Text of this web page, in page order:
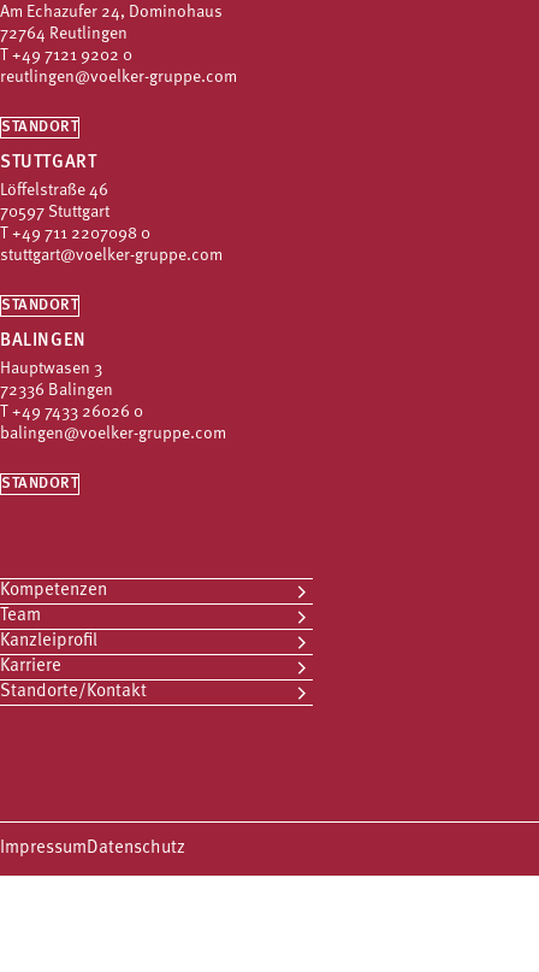
Am Echazufer 24, Dominohaus
72764 Reutlingen
T +49 7121 9202 0
reutlingen@voelker-gruppe.com
STANDORT
STUTTGART
Löffelstraße 46
70597 Stuttgart
T +49 711 2207098 0
stuttgart@voelker-gruppe.com
STANDORT
BALINGEN
Hauptwasen 3
72336 Balingen
T +49 7433 26026 0
balingen@voelker-gruppe.com
STANDORT
Kompetenzen
Team
Kanzleiprofil
Karriere
Standorte/Kontakt
Impressum Datenschutz